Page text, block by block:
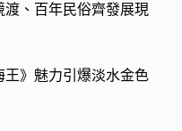
、百年民俗齊發展現
》魅力引爆淡水金色